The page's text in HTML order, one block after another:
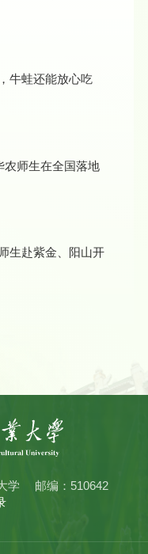
牛蛙还能放心吃
农师生在全国落地
生赴紫金、阳山开
学
邮编：510642